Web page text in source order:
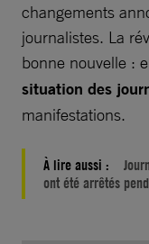
changements
journalistes. La
bonne nouvelle :
situation des
manifestations.
À lire aussi :
ont été arrêtés